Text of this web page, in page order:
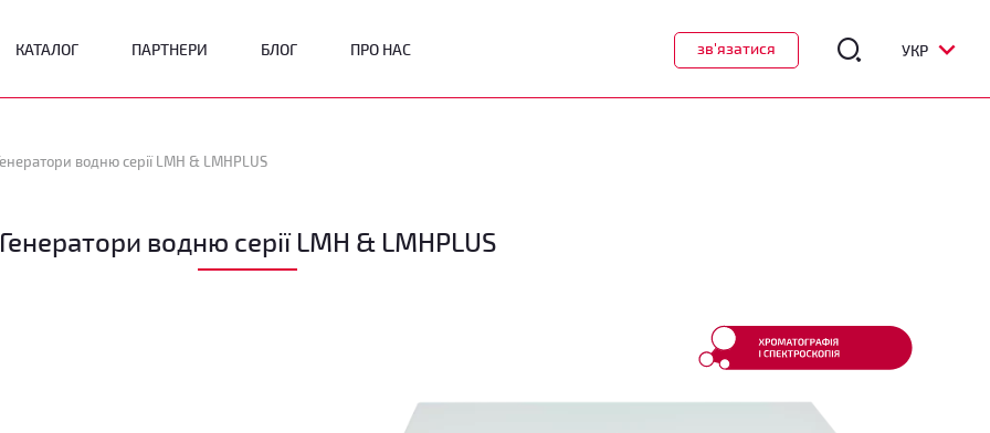
КАТАЛОГ ПАРТНЕРИ БЛОГ ПРО НАС зв'язатися УКР
водню серії LMH & LMHPLUS
Генератори водню серії LMH & LMHPLUS